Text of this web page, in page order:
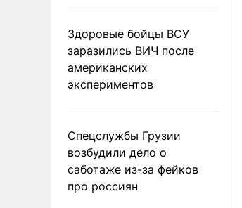
Здоровые бойцы ВСУ
заразились ВИЧ после
американских
экспериментов
Спецслужбы Грузии
возбудили дело о
саботаже из-за фейков
про россиян